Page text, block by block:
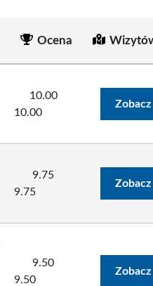
Ocena
10.00
10.00
9.75
9.75
9.50
9.50